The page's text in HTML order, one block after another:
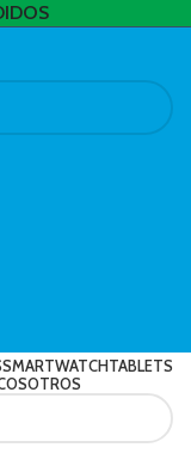
SMARTWATCHTABLETS
OTROS